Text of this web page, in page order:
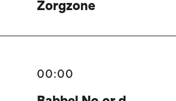
Zorgzone
00:00